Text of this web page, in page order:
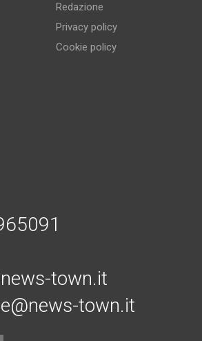
Redazione
Privacy policy
Cookie policy
town.it
town.it